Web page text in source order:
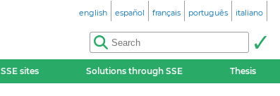
english español français português italiano
SSE sites Solutions through SSE Thesis